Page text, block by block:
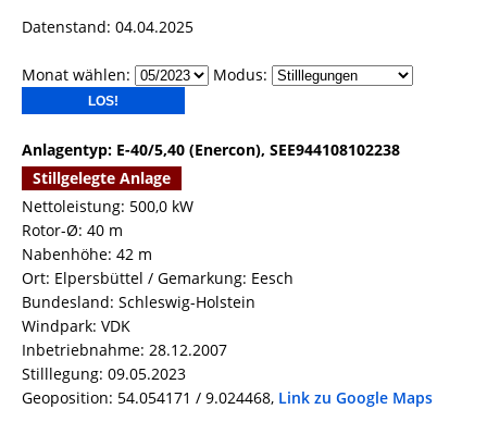
Datenstand: 04.04.2025
Monat wählen: Modus:
Anlagentyp: E-40/5,40 (Enercon), SEE944108102238
Stillgelegte Anlage
Nettoleistung: 500,0 kW
Rotor-Ø: 40 m
Nabenhöhe: 42 m
Ort: Elpersbüttel / Gemarkung: Eesch
Bundesland: Schleswig-Holstein
Windpark: VDK
Inbetriebnahme: 28.12.2007
Stilllegung: 09.05.2023
Geoposition: 54.054171 / 9.024468, Link zu Google Maps